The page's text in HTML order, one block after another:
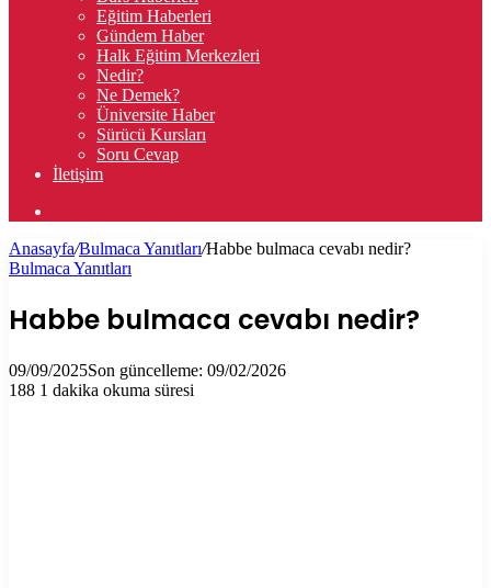
Eğitim Haberleri
Gündem Haber
Halk Eğitim Merkezleri
Nedir?
Ne Demek?
Üniversite Haber
Sürücü Kursları
Soru Cevap
İletişim
...
Anasayfa/Bulmaca Yanıtları/Habbe bulmaca cevabı nedir?
Bulmaca Yanıtları
Habbe bulmaca cevabı nedir?
09/09/2025Son güncelleme: 09/02/2026
188 1 dakika okuma süresi